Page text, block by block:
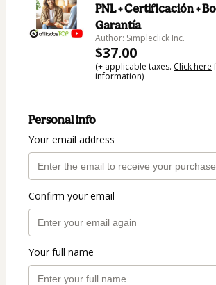
PNL + Certificación +
Garantía
Author: Simpleclick Inc.
$37.00
(+ applicable taxes. Click here
information)
Personal info
Your email address
Confirm your email
Your full name